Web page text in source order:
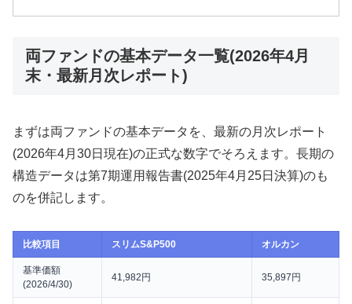
両ファンドの基本データ一覧(2026年4月
末・最新月次レポート)
まずは両ファンドの基本データを、最新の月次レポート
(2026年4月30日現在)の正式な数字でそろえます。長期の
構造データは第7期運用報告書(2025年4月25日決算)のも
のを併記します。
比較項目 スリムS&P500 オルカン
基準価額
(2026/4/30)
41,982円 35,897円